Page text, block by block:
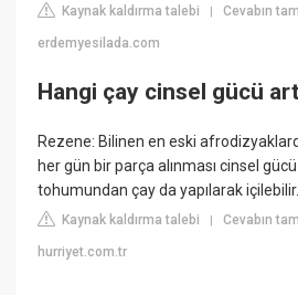
Kaynak kaldırma talebi |Cevabın
erdemyesilada.com
Hangi çay cinsel gücü
Rezene: Bilinen en eski
her gün bir parça alınması cinsel
tohumundan çay da yapılarak içilebilir.
Kaynak kaldırma talebi |Cevabın
hurriyet.com.tr